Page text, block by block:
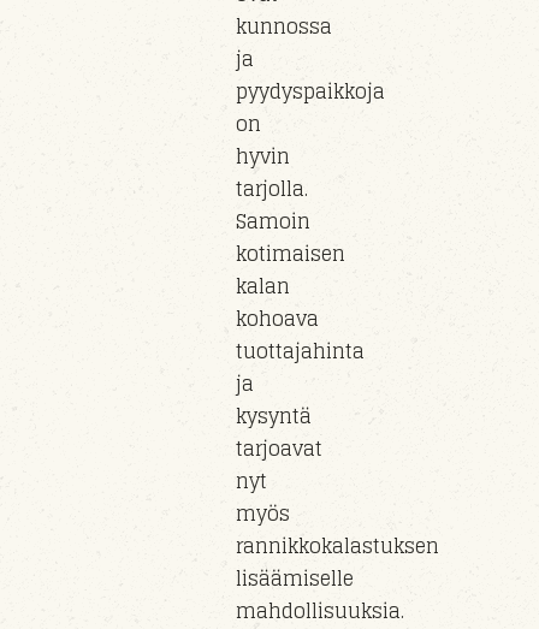
kunnossa
ja
pyydyspaikkoja
on
hyvin
tarjolla.
Samoin
kotimaisen
kalan
kohoava
tuottajahinta
ja
kysyntä
tarjoavat
nyt
myös
rannikkokalastuksen
lisäämiselle
mahdollisuuksia.